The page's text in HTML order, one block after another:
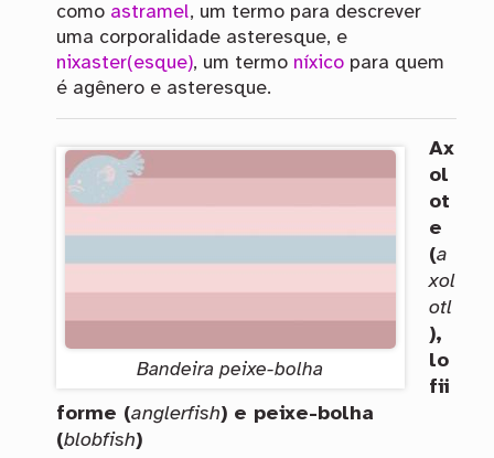
como astramel, um termo para descrever
uma corporalidade asteresque, e
nixaster(esque), um termo níxicopara quem
é agênero e asteresque.
Bandeira peixe-bolha
Ax
ol
ot
e
(a
xol
otl
),
lo
fii
forme (anglerfish) e peixe-bolha
(blobfish)